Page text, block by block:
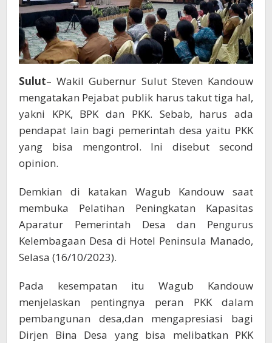
Sulut– Wakil Gubernur Sulut Steven Kandouw
mengatakan Pejabat publik harus takut tiga hal,
yakni KPK, BPK dan PKK. Sebab, harus ada
pendapat lain bagi pemerintah desa yaitu PKK
yang bisa mengontrol. Ini disebut second
opinion.
Demkian di katakan Wagub Kandouw saat
membuka Pelatihan Peningkatan Kapasitas
Aparatur Pemerintah Desa dan Pengurus
Kelembagaan Desa di Hotel Peninsula Manado,
Selasa (16/10/2023).
Pada kesempatan itu Wagub Kandouw
menjelaskan pentingnya peran PKK dalam
pembangunan desa,dan mengapresiasi bagi
Dirjen Bina Desa yang bisa melibatkan PKK